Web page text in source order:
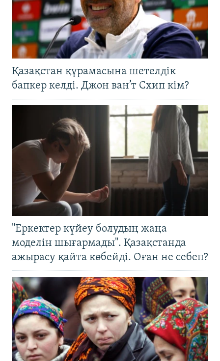
Қазақстан құрамасына шетелдік
бапкер келді. Джон ван’т Схип кім?
"Еркектер күйеу болудың жаңа
моделін шығармады". Қазақстанда
ажырасу қайта көбейді. Оған не себеп?